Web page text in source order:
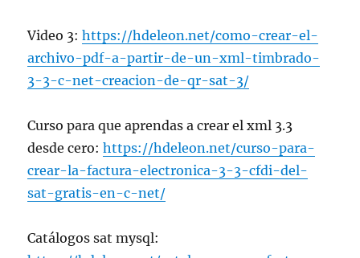
Video 3:https://hdeleon.net/como-crear-el-
archivo-pdf-a-partir-de-un-xml-timbrado-
3-3-c-net-creacion-de-qr-sat-3/
Curso para que aprendas a crear el xml 3.3
desde cero:https://hdeleon.net/curso-para-
crear-la-factura-electronica-3-3-cfdi-del-
sat-gratis-en-c-net/
Catálogos sat mysql: